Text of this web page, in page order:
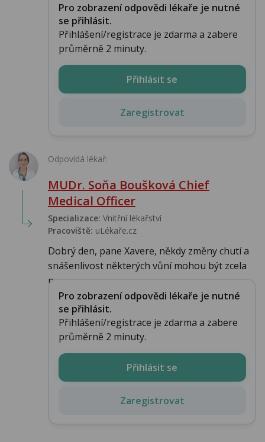
Pro zobrazení odpovědi lékaře je nutné
se přihlásit.
Přihlášení/registrace je zdarma a zabere
průměrně 2 minuty.
Přihlásit se
Zaregistrovat
Odpovídá lékař:
MUDr. Soňa Boušková Chief
Medical Officer
Specializace: Vnitřní lékařství
Pracoviště: uLékaře.cz
Dobrý den, pane Xavere, někdy změny chutí a
snášenlivost některých vůní mohou být zcela
n...
Pro zobrazení odpovědi lékaře je nutné
se přihlásit.
Přihlášení/registrace je zdarma a zabere
průměrně 2 minuty.
Přihlásit se
Zaregistrovat